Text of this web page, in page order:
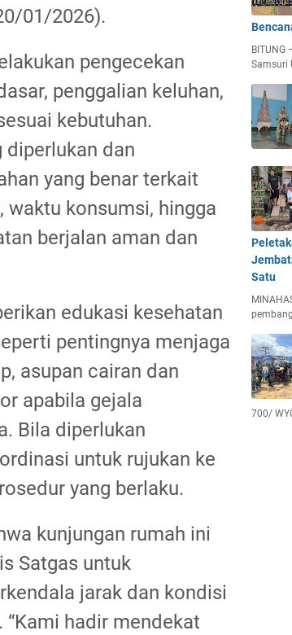
01/2026).
pengecekan
penggalian keluhan,
kebutuhan.
diperlukan dan
yang benar terkait
konsumsi, hingga
berjalan aman dan
edukasi kesehatan
pentingnya menjaga
asupan cairan dan
apabila gejala
Bila diperlukan
untuk rujukan ke
yang berlaku.
kunjungan rumah ini
Satgas untuk
jarak dan kondisi
hadir mendekat
Samsuri
Satu
700/